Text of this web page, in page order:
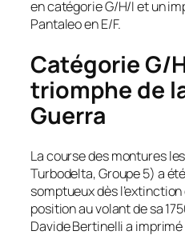
en catégorie G/H/I et un
Pantaleo en E/F.
Catégorie G/
triomphe de
Guerra
La course des montures
Turbodelta, Groupe 5) a
somptueux dès
position au volant de sa
Davide Bertinelli a